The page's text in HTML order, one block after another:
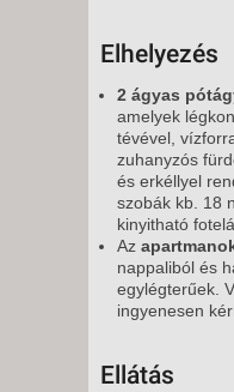
Elhelyezés
2 ágyas
amelyek
tévével,
zuhanyzós
és erkéllyel
szobák kb. 18
kinyitható
Az
nappaliból és
egylégterűek.
ingyenesen
Ellátás